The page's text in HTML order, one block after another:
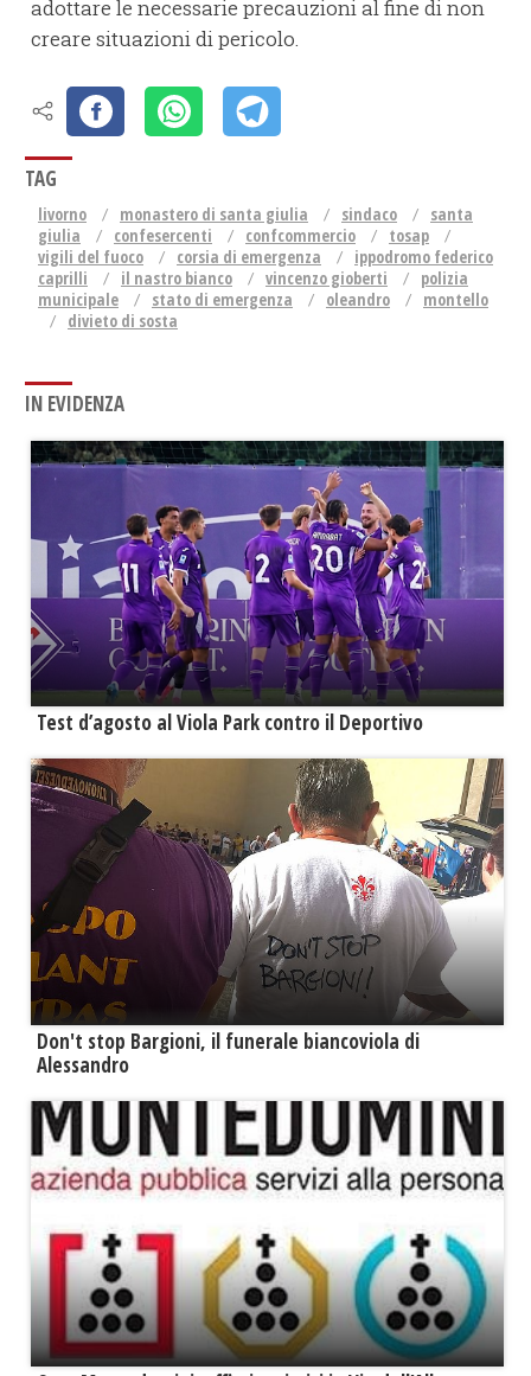
adottare le necessarie precauzioni al fine di non
creare situazioni di pericolo.
TAG
livorno monastero di santa giulia sindaco
santa
giulia
confesercenti confcommercio
tosap
vigili del fuoco
corsia di emergenza
ippodromo federico
caprilli
il nastro bianco vincenzo gioberti
polizia
municipale
stato di emergenza oleandro
montello
divieto di sosta
IN EVIDENZA
Test d’agosto al Viola Park contro il Deportivo
Don't stop Bargioni, il funerale biancoviola di
Alessandro